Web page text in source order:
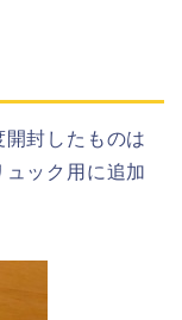
封したものは
ック用に追加